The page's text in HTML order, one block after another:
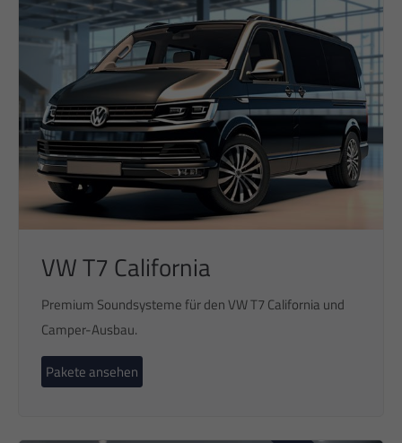
VW T7 California
Premium Soundsysteme für den VW T7 California und
Camper-Ausbau.
Pakete ansehen